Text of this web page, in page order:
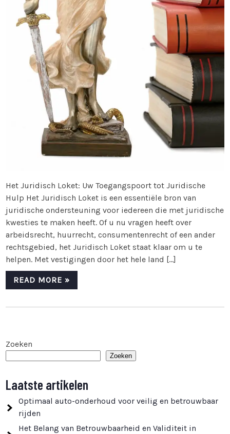
Het Juridisch Loket: Uw Toegangspoort tot Juridische
Hulp Het Juridisch Loket is een essentiële bron van
juridische ondersteuning voor iedereen die met juridische
kwesties te maken heeft. Of u nu vragen heeft over
arbeidsrecht, huurrecht, consumentenrecht of een ander
rechtsgebied, het Juridisch Loket staat klaar om u te
helpen. Met vestigingen door het hele land […]
READ MORE »
Zoeken
Zoeken
Laatste artikelen
Optimaal auto-onderhoud voor veilig en betrouwbaar
rijden
Het Belang van Betrouwbaarheid en Validiteit in